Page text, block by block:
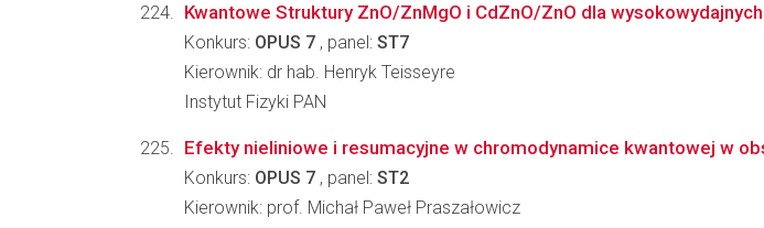
Kwantowe Struktury ZnO/ZnMgO i CdZnO/ZnO dla
Konkurs: OPUS 7 , panel: ST7
Kierownik: dr hab. Henryk Teisseyre
Instytut Fizyki PAN
Efekty nieliniowe i resumacyjne w chromodynamice kwantowej w
Konkurs: OPUS 7 , panel: ST2
Kierownik: prof. Michał Paweł Praszałowicz